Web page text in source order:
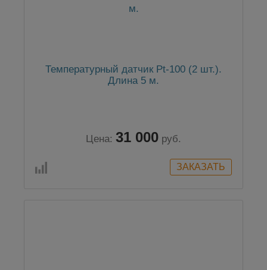
Температурный датчик Pt-100 (2 шт.).
Длина 5 м.
Цена: 31 000 руб.